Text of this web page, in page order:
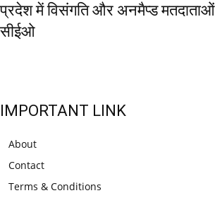
प्रदेश में विसंगति और अनमैप्ड मतदाताओं
सीईओ
IMPORTANT LINK
About
Contact
Terms & Conditions